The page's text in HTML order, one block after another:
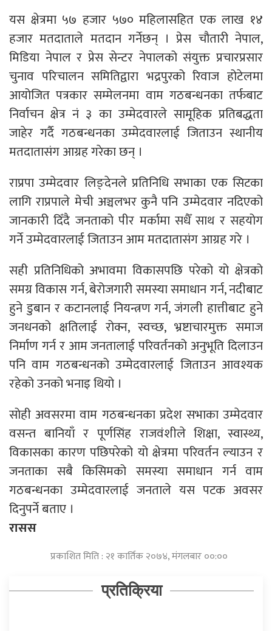
यस क्षेत्रमा ५७ हजार ५७० महिलासहित एक लाख १४
हजार मतदाताले मतदान गर्नेछन् । प्रेस चौतारी नेपाल,
मिडिया नेपाल र प्रेस सेन्टर नेपालको संयुक्त प्रचारप्रसार
चुनाव परिचालन समितिद्वारा भद्रपुरको रिवाज होटेलमा
आयोजित पत्रकार सम्मेलनमा वाम गठबन्धनका तर्फबाट
निर्वाचन क्षेत्र नं ३ का उम्मेदवारले सामूहिक प्रतिबद्धता
जाहेर गर्दै गठबन्धनका उम्मेदवारलाई जिताउन स्थानीय
मतदातासंग आग्रह गरेका छन् ।
राप्रपा उम्मेदवार लिङ्देनले प्रतिनिधि सभाका एक सिटका
लागि राप्रपाले मेची अञ्चलभर कुनै पनि उम्मेदवार नदिएको
जानकारी दिँदै जनताको पीर मर्कामा सधैँ साथ र सहयोग
गर्ने उम्मेदवारलाई जिताउन आम मतदातासंग आग्रह गरे ।
सही प्रतिनिधिको अभावमा विकासपछि परेको यो क्षेत्रको
समग्र विकास गर्न, बेरोजगारी समस्या समाधान गर्न, नदीबाट
हुने डुबान र कटानलाई नियन्त्रण गर्न, जंगली हात्तीबाट हुने
जनधनको क्षतिलाई रोक्न, स्वच्छ, भ्रष्टाचारमुक्त समाज
निर्माण गर्न र आम जनतालाई परिवर्तनको अनुभूति दिलाउन
पनि वाम गठबन्धनको उम्मेदवारलाई जिताउन आवश्यक
रहेको उनको भनाइ थियो ।
सोही अवसरमा वाम गठबन्धनका प्रदेश सभाका उम्मेदवार
वसन्त बानियाँ र पूर्णसिंह राजवंशीले शिक्षा, स्वास्थ्य,
विकासका कारण पछिपरेको यो क्षेत्रमा परिवर्तन ल्याउन र
जनताका सबै किसिमको समस्या समाधान गर्न वाम
गठबन्धनका उम्मेदवारलाई जनताले यस पटक अवसर
दिनुपर्ने बताए ।
रासस
प्रकाशित मिति : २१ कार्तिक २०७४, मंगलबार ००:००
प्रतिक्रिया